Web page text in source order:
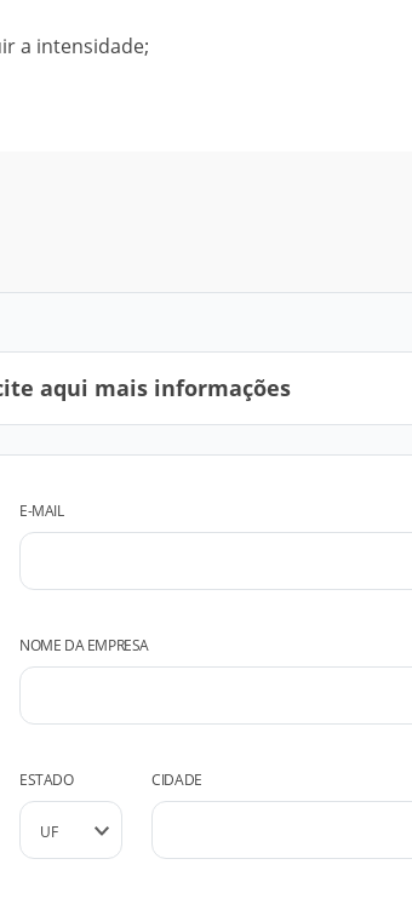
a intensidade;
aqui mais informações
E-MAIL
NOME DA EMPRESA
ESTADO CIDADE